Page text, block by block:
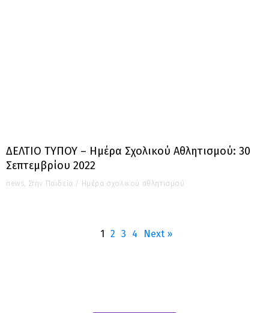
ΔΕΛΤΙΟ ΤΥΠΟΥ – Ημέρα Σχολικού Αθλητισμού: 30
Σεπτεμβρίου 2022
news Στην Παιδεία / Ημέρα σχολικού αθλητισμού
1 2 3 4 Next »